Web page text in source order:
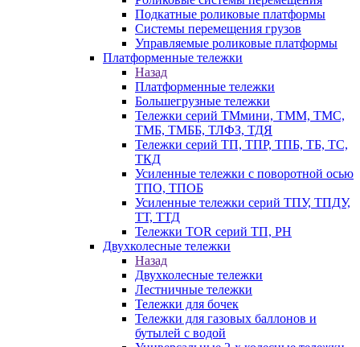
Подкатные роликовые платформы
Системы перемещения грузов
Управляемые роликовые платформы
Платформенные тележки
Назад
Платформенные тележки
Большегрузные тележки
Тележки серий ТМмини, ТММ, ТМС,
ТМБ, ТМББ, ТЛФЗ, ТДЯ
Тележки серий ТП, ТПР, ТПБ, ТБ, ТС,
ТКД
Усиленные тележки с поворотной осью
ТПО, ТПОБ
Усиленные тележки серий ТПУ, ТПДУ,
ТТ, ТТД
Тележки TOR серий ТП, PH
Двухколесные тележки
Назад
Двухколесные тележки
Лестничные тележки
Тележки для бочек
Тележки для газовых баллонов и
бутылей с водой